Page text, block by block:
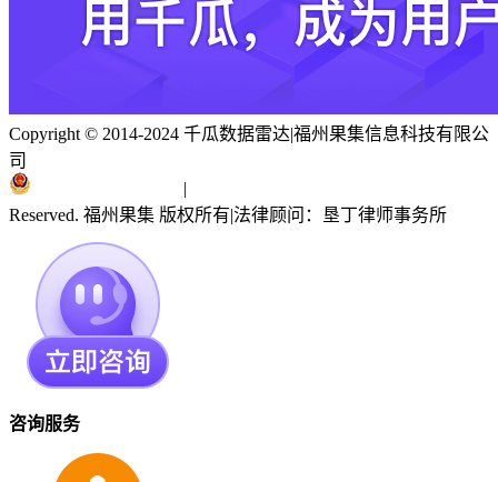
Copyright © 2014-2024 千瓜数据雷达|福州果集信息科技有限公
司
|
Reserved. 福州果集 版权所有|法律顾问：垦丁律师事务所
咨询服务